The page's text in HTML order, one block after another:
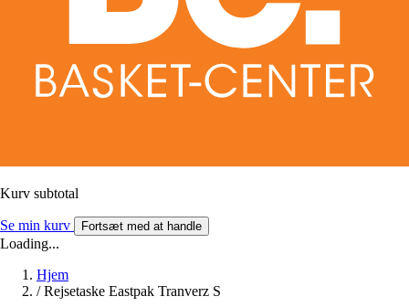
Kurv subtotal
Se min kurv Fortsæt med at handle
Loading...
Hjem
/ Rejsetaske Eastpak Tranverz S